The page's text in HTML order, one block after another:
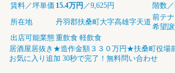
賃料／坪単価 15.4万円 ／9,625円 階数
所在地
丹羽郡扶桑町大字高雄字天道
前テ
希望
出店可能業態重飲食 軽飲食
居酒屋居抜き★造作金額３３０万円★扶桑町役
お気に入り追加 30秒で完了！無料問い合わせ